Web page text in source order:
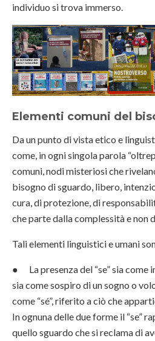
individuo si trova immerso.
Elementi comuni del
Da un punto di vista etico e
come, in ogni singola parola
comuni, nodi misteriosi che
bisogno di sguardo, libero,
cura, di protezione, di
che parte dalla complessità e non
Tali elementi linguistici e umani
● La presenza del “se” sia come
sia come sospiro di un sogno o
come “sé”, riferito a ciò che
In ognuna delle due forme il “se”
quello sguardo che si reclama di